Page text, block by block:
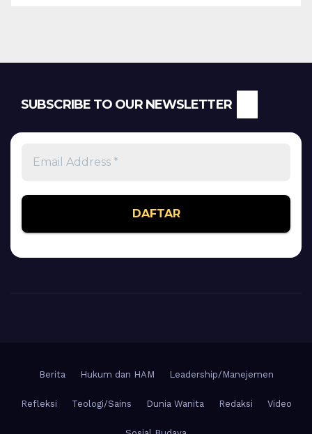
SUBSCRIBE TO OUR NEWSLETTER
Address
Berita Hukum dan HAM Leadership/Manejemen
Refleksi Teologi/Sains Dunia Wanita Redaksi Video